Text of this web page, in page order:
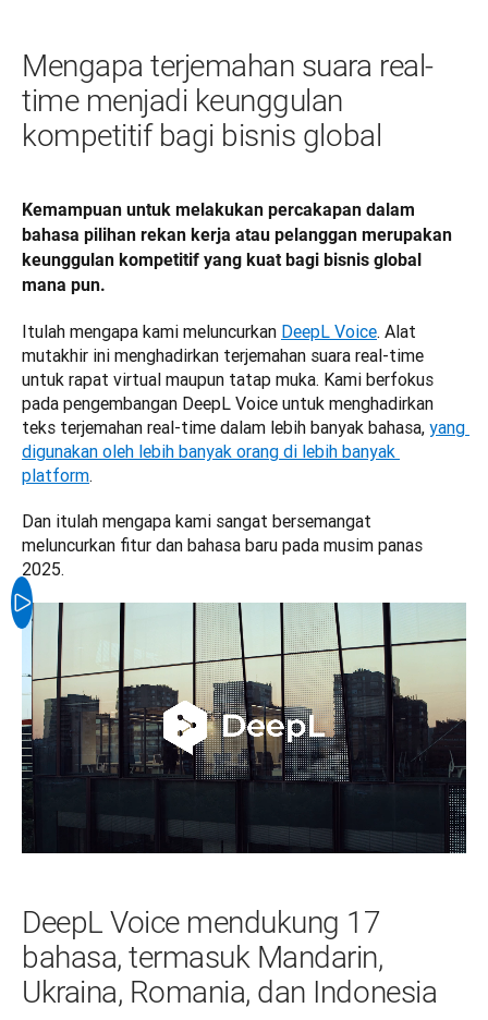
Mengapa terjemahan suara real-
time menjadi keunggulan
kompetitif bagi bisnis global
Kemampuan untuk melakukan percakapan dalam
bahasa pilihan rekan kerja atau pelanggan merupakan
keunggulan kompetitif yang kuat bagi bisnis global
mana pun.
Itulah mengapa kami meluncurkan DeepL Voice. Alat
mutakhir ini menghadirkan terjemahan suara real-time
untuk rapat virtual maupun tatap muka. Kami berfokus
pada pengembangan DeepL Voice untuk menghadirkan
teks terjemahan real-time dalam lebih banyak bahasa, yang
digunakan oleh lebih banyak orang di lebih banyak
platform.
Dan itulah mengapa kami sangat bersemangat
meluncurkan fitur dan bahasa baru pada musim panas
2025.
DeepL Voice mendukung 17
bahasa, termasuk Mandarin,
Ukraina, Romania, dan Indonesia